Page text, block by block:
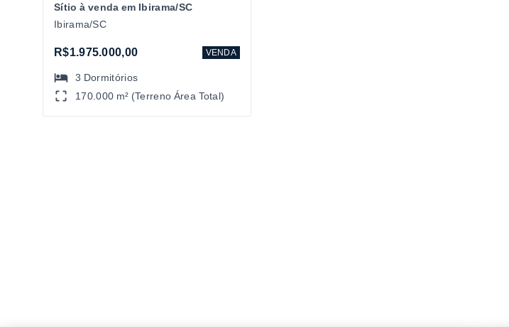
Sítio à venda em Ibirama/SC
Ibirama/SC
R$1.975.000,00 VENDA
3 Dormitórios
170.000 m² (Terreno Área Total)